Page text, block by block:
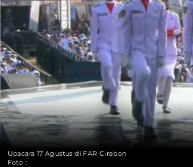
Upacara 17 Agustus di FAR Cirebon
Foto :